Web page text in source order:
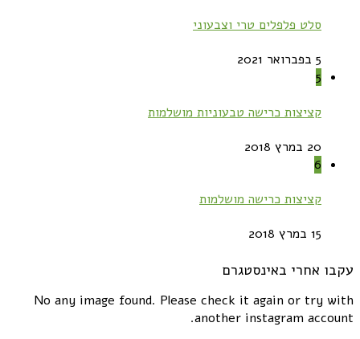
סלט פלפלים טרי וצבעוני
5 בפברואר 2021
5
קציצות כרישה טבעוניות מושלמות
20 במרץ 2018
6
קציצות כרישה מושלמות
15 במרץ 2018
עקבו אחרי באינסטגרם
No any image found. Please check it again or try with
another instagram account.